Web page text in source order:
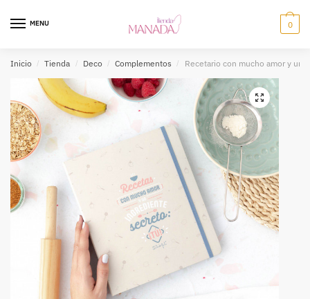
MENU 0
Inicio / Tienda / Deco / Complementos / Recetario con mucho amor y un